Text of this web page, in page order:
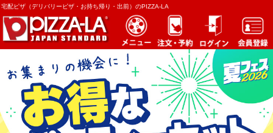
宅配ピザ（デリバリーピザ・お持ち帰り・出前）のPIZZA-LA